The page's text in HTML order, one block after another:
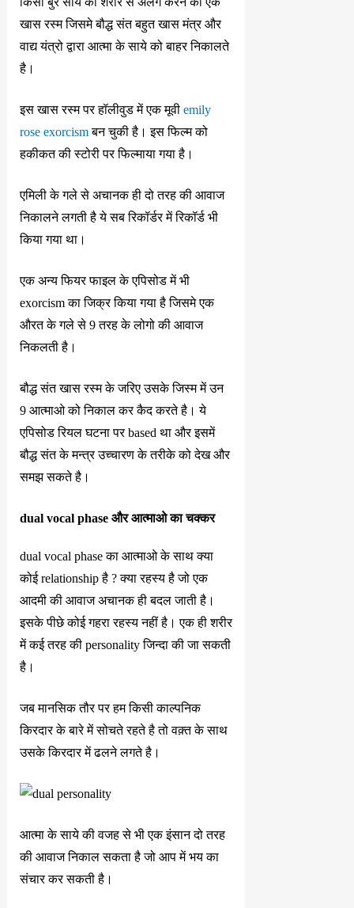
खास रस्म जिसमे बौद्ध संत बहुत खास मंत्र और
वाद्य यंत्रो द्वारा आत्मा के साये को बाहर निकालते
है।
इस खास रस्म पर हॉलीवुड में एक मूवी emily
rose exorcismबन चुकी है। इस फिल्म को
हकीकत की स्टोरी पर फिल्माया गया है।
एमिली के गले से अचानक ही दो तरह की आवाज
निकालने लगती है ये सब रिकॉर्डर में रिकॉर्ड भी
किया गया था।
एक अन्य फियर फाइल के एपिसोड में भी
exorcism का जिक्र किया गया है जिसमे एक
औरत के गले से 9 तरह के लोगो की आवाज
निकलती है।
बौद्ध संत खास रस्म के जरिए उसके जिस्म में उन
9 आत्माओ को निकाल कर कैद करते है। ये
एपिसोड रियल घटना पर based था और इसमें
बौद्ध संत के मन्त्र उच्चारण के तरीके को देख और
समझ सकते है।
dual vocal phase और आत्माओ का चक्कर
dual vocal phase का आत्माओ के साथ क्या
कोई relationship है ? क्या रहस्य है जो एक
आदमी की आवाज अचानक ही बदल जाती है।
इसके पीछे कोई गहरा रहस्य नहीं है। एक ही शरीर
में कई तरह की personality जिन्दा की जा सकती
है।
जब मानसिक तौर पर हम किसी काल्पनिक
किरदार के बारे में सोचते रहते है तो वक़्त के साथ
उसके किरदार में ढलने लगते है।
आत्मा के साये की वजह से भी एक इंसान दो तरह
की आवाज निकाल सकता है जो आप में भय का
संचार कर सकती है।